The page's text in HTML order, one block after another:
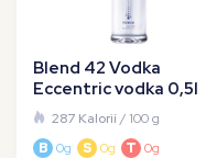
Blend 42 Vodka
Eccentric vodka 0,5l
287 Kalorií/ 100 g
B 0g S 0g T 0g